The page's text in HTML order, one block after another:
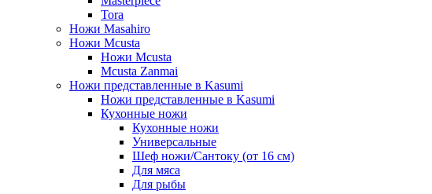
Tora
Ножи Masahiro
Ножи Mcusta
Ножи Mcusta
Mcusta Zanmai
Ножи представленные в Kasumi
Ножи представленные в Kasumi
Кухонные ножи
Кухонные ножи
Универсальные
Шеф ножи/Сантоку (от 16 см)
Для мяса
Для рыбы